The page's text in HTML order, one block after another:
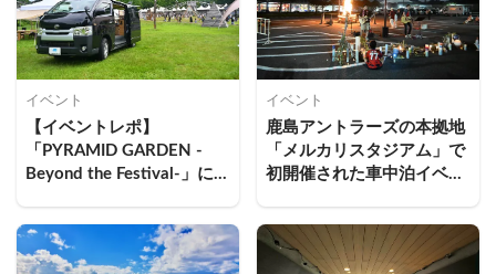
イベント
【イベントレポ】
「PYRAMID GARDEN -
Beyond the Festival-」に
してきた
イベント
鹿島アントラーズの本拠地
「メルカリスタジアム」で
初開催された車中泊イベン